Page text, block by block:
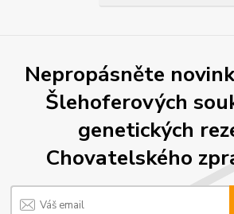
Nepropásněte
Šlehoferových
genetických
Chovatelského